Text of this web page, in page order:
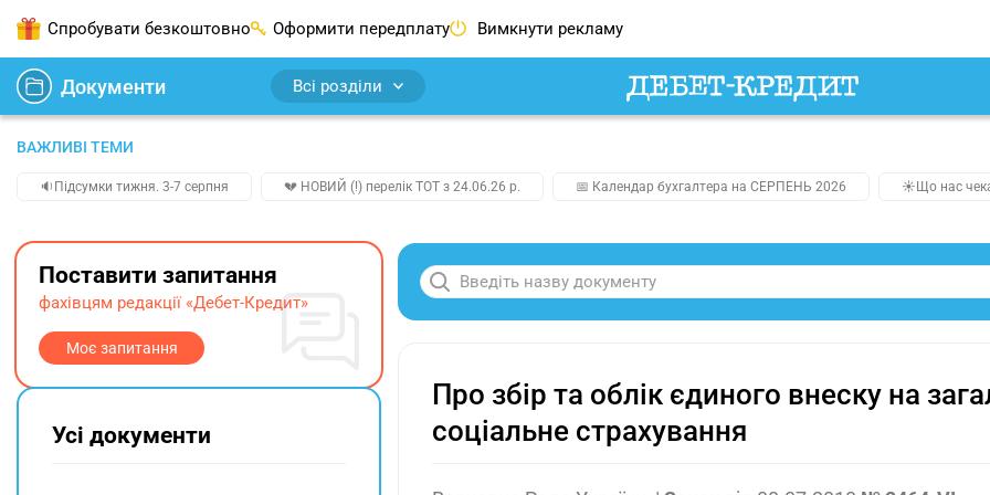
Спробувати безкоштовно Оформити передплату Вимкнути рекламу
Документи Всі розділи
ВАЖЛИВІ ТЕМИ
🔉Підсумки тижня. 3-7 серпня 💔 НОВИЙ (!) перелік ТОТ з 24.06.26 р. 📅 Календар бухгалтера на СЕРПЕНЬ 2026 ☀️Що нас
Про збір та облік єдиного внеску на
соціальне страхування
Поставити запитання
фахівцям редакції «Дебет-Кредит»
Моє запитання
Усі документи